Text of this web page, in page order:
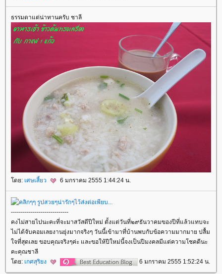
ธรรมดาแต่น่าทานครับ ชาลี
ดย: เศษเสี้ยว 6 มกราคม 2555 1:44:24 น.
-----------------------------
คงไม่สายไปนะคะที่จะมาสวัสดีปีใหม่ ตั้งแต่วันที่๒๙ธันวาคมของปีที่แล้วแทบจะ
ไม่ได้จับคอมเลยงานยุ่งมากจริงๆ วันนี้เข้ามาที่บ้านพบกับข้อความมากมาย ปลื้ม
จที่สุดเลย ขอบคุณจริงๆค่ะ และขอให้ปีใหม่นี้จงเป็นปีมงคลมีแต่ความโชคดีนะ
คะคุณชาลี
ดย: เกศสุริยง 6 มกราคม 2555 1:52:24 น.